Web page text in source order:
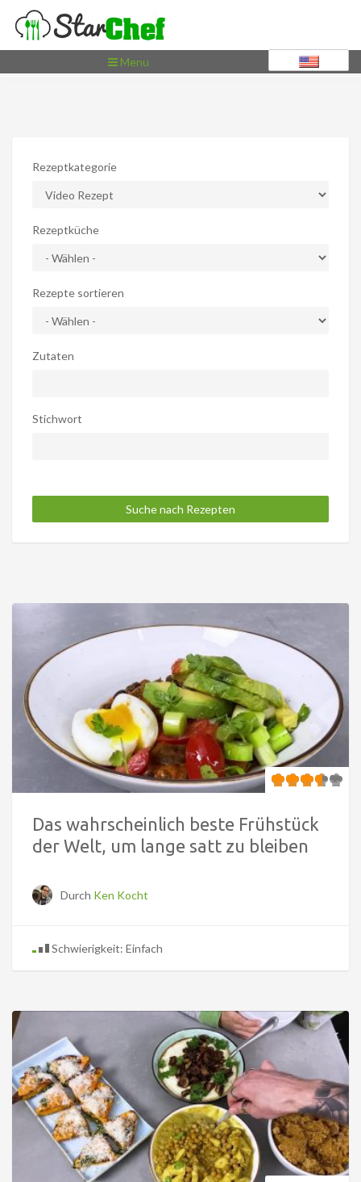
Toggle
navigation
Menu
Rezeptkategorie
Rezeptküche
Rezepte sortieren
Zutaten
Stichwort
Suche nach Rezepten
Das wahrscheinlich beste Frühstück
der Welt, um lange satt zu bleiben
Durch Ken Kocht
Schwierigkeit: Einfach